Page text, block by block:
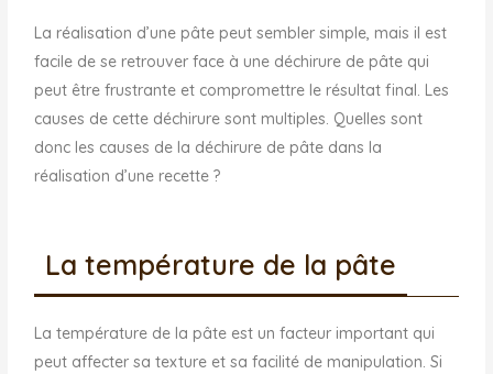
La réalisation d’une pâte peut sembler simple, mais il est
facile de se retrouver face à une déchirure de pâte qui
peut être frustrante et compromettre le résultat final. Les
causes de cette déchirure sont multiples. Quelles sont
donc les causes de la déchirure de pâte dans la
réalisation d’une recette ?
La température de la pâte
La température de la pâte est un facteur important qui
peut affecter sa texture et sa facilité de manipulation. Si